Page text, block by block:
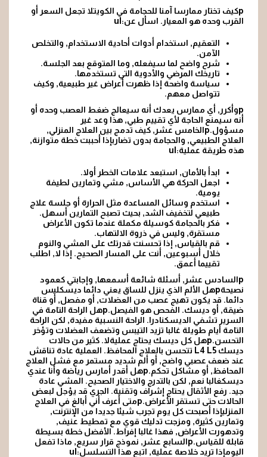
pكيف تختار ممارسا آمنا للحجامة في الكويتلا تجعل السعر أو
القرب وحده هو المعيار. اسأل عن:ul
التعقيم, استخدام أدوات أحادية الاستخدام, والتخلص
الآمن.
شرح واضح لما سيفعله, وما المتوقع بعد الجلسة.
تاريخك المرضي والأدوية التي تستخدمها.
سياسة واضحة إذا ظهرت أعراض غير طبيعية, وكيف
تتواصل معهم.
pوأكرر, أي ممارس يعدك أنه سيعالج ضغط العصب وحده أو
أنه سيمنع الحاجة لأي تقييم طبي, هذا وعد غير
مسؤول.pالخامس عشر, كيف تدمج بين العلاج المنزلي,
العلاج الطبيعي, والحجامة بدون تضاربإذا أحببت خطة متوازنة,
هذه طريقة عملية:ul
ابدأ بالأمان, استبعد علامات الخطر أولا.
اجعل الحركة هي الأساس, مشي وتمارين لطيفة
يومية.
استخدم وسائل المساعدة مثل الحرارة أو جلسة علاج
طبيعي لتخفيف الشد, بحيث تصبح التمارين أسهل.
فكر بالحجامة كوسيلة مكملة عندما تكون الأعراض
مستقرة, وليس في ذروة الالتهاب.
قم بالقياس, إذا تحسنت قدرتك على المشي والنوم
خلال أسبوعين, أنت على المسار الصحيح. إذا لا, اطلب
تقييما أعمق.
pالسادس عشر, أسئلة شائعة أسمعها, وإجابتي كعمود
نصيحةpهل الألم الذي ينزل للساق يعني دائما ديسكليس
دائما. قد يكون تهيج عصب من العضلات, أو مفصل, أو قناة
ضيقة, أو ديسك. الفحص هو الفيصل.pهل الراحة التامة في
السرير تشفي الديسكنادرا. الراحة النسبية مفيدة, لكن الراحة
التامة أيام طويلة غالبا تزيد التيبس وتضعف العضلات وتؤخر
التحسن.pهل كل ديسك يحتاج عمليةلا. كثير من حالات
ديسك L4 L5 تتحسن بالعلاج المحافظ. العملية عادة تناقش
عند ضعف عصبي واضح, أو ألم شديد مستمر مع فشل العلاج
المحافظ, أو مشاكل تحكم.pهل أقدر أمارس رياضة وأنا عندي
ديسكغالبا نعم, لكن بالتدرج والاختيار الصحيح. المشي عادة
جيد. رفع الأثقال يحتاج إشراف وتقنية. الجري قد يؤجل لبعض
الحالات حتى تستقر الأعراض.pمتى أعرف أني أبالغ في العلاج
المنزليإذا أصبحت كل يوم تجرب شيئا جديدا من الإنترنت,
وتمارين كثيرة, ومزجت تدليك قوي مع تمطيط عنيف,
وتدهورت الأعراض, فهذا غالبا إفراط. الأفضل خطة بسيطة
قابلة للقياس.pالسابع عشر, نموذج قرار سريع, ماذا تفعل
اليومإذا تريد خلاصة عملية, اتبع هذا التسلسل:ul